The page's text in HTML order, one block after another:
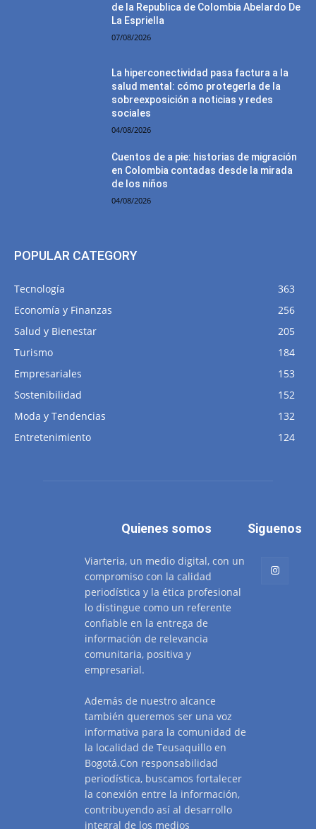
de la Republica de Colombia Abelardo De
La Espriella
07/08/2026
La hiperconectividad pasa factura a la
salud mental: cómo protegerla de la
sobreexposición a noticias y redes
sociales
04/08/2026
Cuentos de a pie: historias de migración
en Colombia contadas desde la mirada
de los niños
04/08/2026
POPULAR CATEGORY
Tecnología
363
Economía y Finanzas
256
Salud y Bienestar
205
Turismo
184
Empresariales
153
Sostenibilidad
152
Moda y Tendencias
132
Entretenimiento
124
Quienes somos
Viarteria, un medio digital, con un
compromiso con la calidad
periodística y la ética profesional
lo distingue como un referente
confiable en la entrega de
información de relevancia
comunitaria, positiva y
empresarial.
Además de nuestro alcance
también queremos ser una voz
informativa para la comunidad de
la localidad de Teusaquillo en
Bogotá.Con responsabilidad
periodística, buscamos fortalecer
la conexión entre la información,
contribuyendo así al desarrollo
integral de los medios
Siguenos